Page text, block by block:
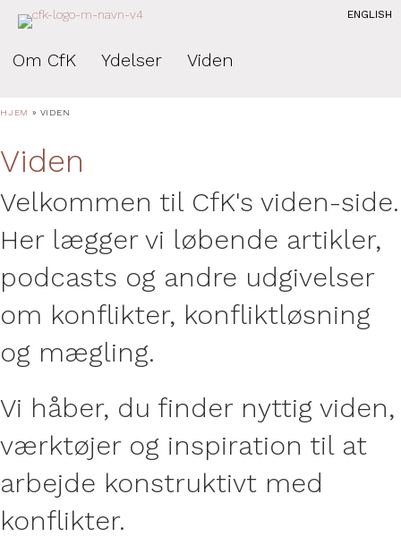
ENGLISH
Om CfK Ydelser Viden
HJEM » VIDEN
Viden
Velkommen til CfK's viden-side.
Her lægger vi løbende artikler,
podcasts og andre udgivelser
om konflikter, konfliktløsning
og mægling.
Vi håber, du finder nyttig viden,
værktøjer og inspiration til at
arbejde konstruktivt med
konflikter.